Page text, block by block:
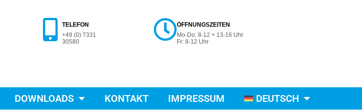
TELEFON
+49 (0) 7331
30580
ÖFFNUNGSZEITEN
Mo-Do: 8-12 + 13-16 Uhr
Fr: 8-12 Uhr
DOWNLOADS KONTAKT IMPRESSUM DEUTSCH